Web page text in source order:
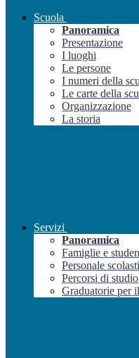
Scuola
Panoramica
Presentazione
I luoghi
Le persone
I numeri della
Le carte della
Organizzazione
La storia
Servizi
Panoramica
Famiglie e
Personale
Percorsi di studio
Graduatorie per